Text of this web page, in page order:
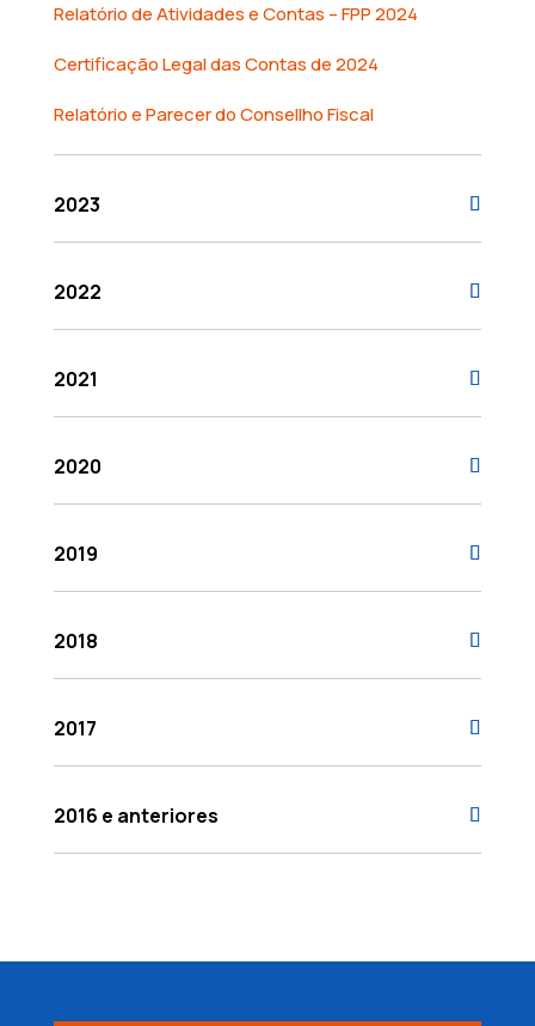
Relatório de Atividades e Contas – FPP 2024
Certificação Legal das Contas de 2024
Relatório e Parecer do Consellho Fiscal
2023
2022
2021
2020
2019
2018
2017
2016 e anteriores